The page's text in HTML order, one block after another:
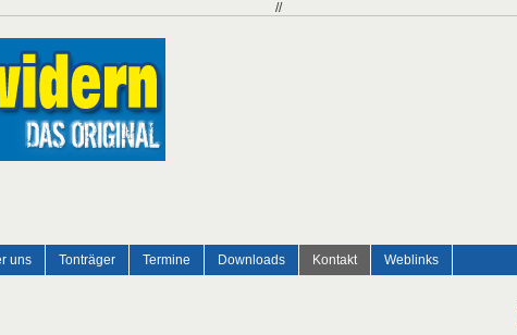
//
uns Tonträger Termine Downloads Kontakt Weblinks